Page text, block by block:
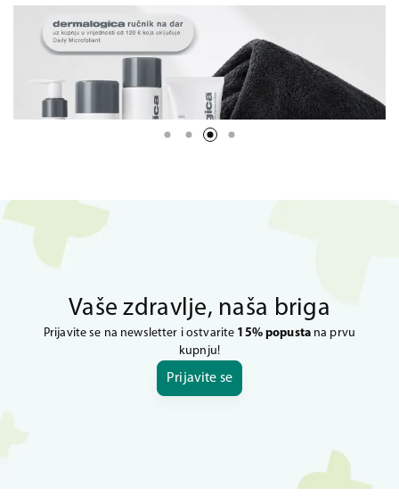
Vaše zdravlje, naša briga
Prijavite se na newsletter i ostvarite 15% popustana prvu
kupnju!
Prijavite se